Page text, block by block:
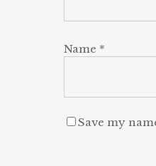
Name *
Save my